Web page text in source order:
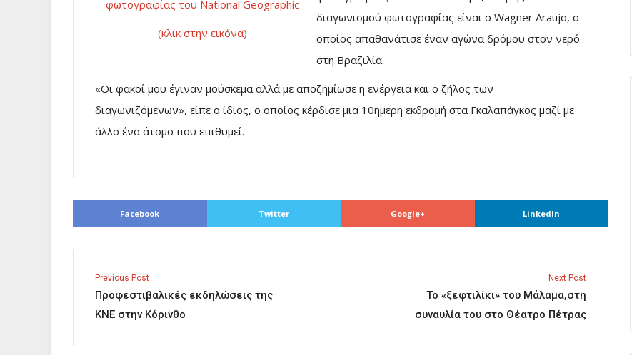
φωτογραφίας του National Geographic
(κλικ στην εικόνα)
διαγωνισμού φωτογραφίας είναι ο Wagner Araujo, ο
οποίος απαθανάτισε έναν αγώνα δρόμου στον νερό
στη Βραζιλία.
«Οι φακοί μου έγιναν μούσκεμα αλλά με αποζημίωσε η ενέργεια και ο ζήλος των
διαγωνιζόμενων», είπε ο ίδιος, ο οποίος κέρδισε μια 10ημερη εκδρομή στα Γκαλαπάγκος μαζί με
άλλο ένα άτομο που επιθυμεί.
Facebook Twitter Google+ Linkedin
Previous Post
Προφεστιβαλικές εκδηλώσεις της
ΚΝΕ στην Κόρινθο
Next Post
Το «ξεφτιλίκι» του Μάλαμα,στη
συναυλία του στο Θέατρο Πέτρας